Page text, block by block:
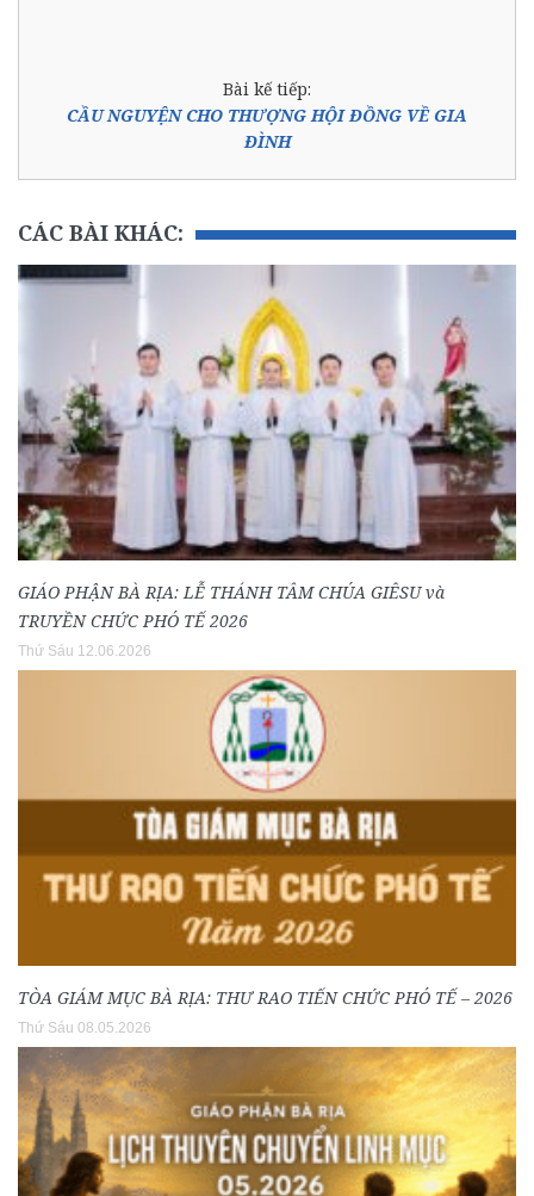
Bài kế tiếp:
CẦU NGUYỆN CHO THƯỢNG HỘI ĐỒNG VỀ GIA
ĐÌNH
CÁC BÀI KHÁC:
GIÁO PHẬN BÀ RỊA: LỄ THÁNH TÂM CHÚA GIÊSU và
TRUYỀN CHỨC PHÓ TẾ 2026
Thứ Sáu 12.06.2026
TÒA GIÁM MỤC BÀ RỊA: THƯ RAO TIẾN CHỨC PHÓ TẾ – 2026
Thứ Sáu 08.05.2026